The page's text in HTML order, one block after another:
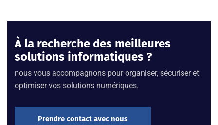
À la recherche des meilleures
solutions informatiques ?
nous vous accompagnons pour organiser, sécuriser et
optimiser vos solutions numériques.
Prendre contact avec nous